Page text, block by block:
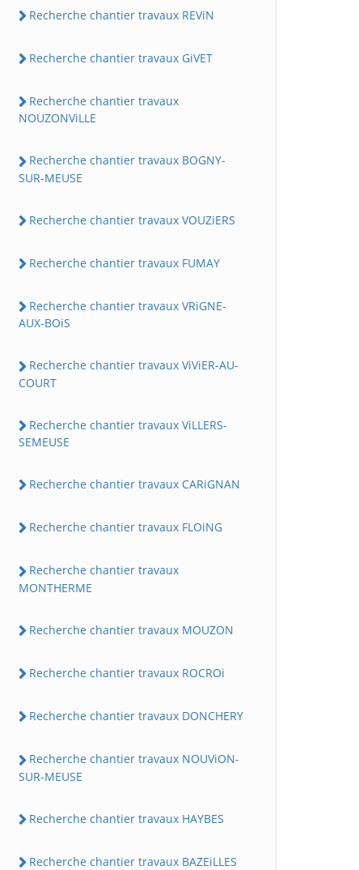
Recherche chantier travaux REViN
Recherche chantier travaux GiVET
Recherche chantier travaux
NOUZONViLLE
Recherche chantier travaux BOGNY-
SUR-MEUSE
Recherche chantier travaux VOUZiERS
Recherche chantier travaux FUMAY
Recherche chantier travaux VRiGNE-
AUX-BOiS
Recherche chantier travaux ViViER-AU-
COURT
Recherche chantier travaux ViLLERS-
SEMEUSE
Recherche chantier travaux CARiGNAN
Recherche chantier travaux FLOiNG
Recherche chantier travaux
MONTHERME
Recherche chantier travaux MOUZON
Recherche chantier travaux ROCROi
Recherche chantier travaux DONCHERY
Recherche chantier travaux NOUViON-
SUR-MEUSE
Recherche chantier travaux HAYBES
Recherche chantier travaux BAZEiLLES